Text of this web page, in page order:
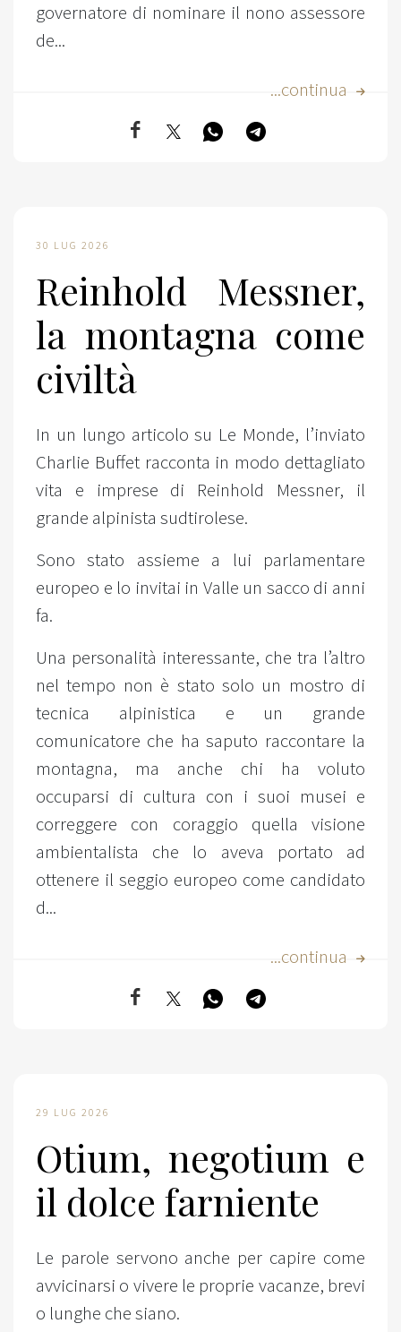
governatore di nominare il nono assessore
de...
...continua
30 LUG 2026
Reinhold Messner,
la montagna come
civiltà
In un lungo articolo su Le Monde, l’inviato
Charlie Buffet racconta in modo dettagliato
vita e imprese di Reinhold Messner, il
grande alpinista sudtirolese.
Sono stato assieme a lui parlamentare
europeo e lo invitai in Valle un sacco di anni
fa.
Una personalità interessante, che tra l’altro
nel tempo non è stato solo un mostro di
tecnica alpinistica e un grande
comunicatore che ha saputo raccontare la
montagna, ma anche chi ha voluto
occuparsi di cultura con i suoi musei e
correggere con coraggio quella visione
ambientalista che lo aveva portato ad
ottenere il seggio europeo come candidato
d...
...continua
29 LUG 2026
Otium, negotium e
il dolce farniente
Le parole servono anche per capire come
avvicinarsi o vivere le proprie vacanze, brevi
o lunghe che siano.